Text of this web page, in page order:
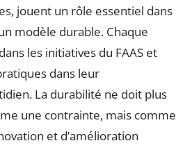
jouent un rôle essentiel dans
modèle durable. Chaque
les initiatives du FAAS et
dans leur
La durabilité ne doit plus
une contrainte, mais comme
et d’amélioration